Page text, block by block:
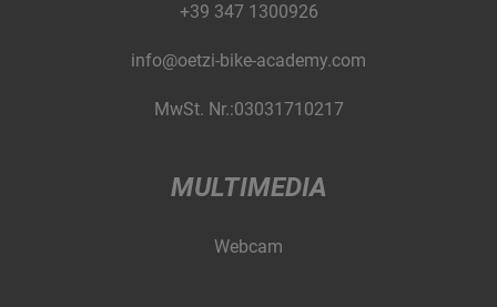
+39 347 1300926
info@oetzi-bike-academy.com
MwSt. Nr.:03031710217
MULTIMEDIA
Webcam